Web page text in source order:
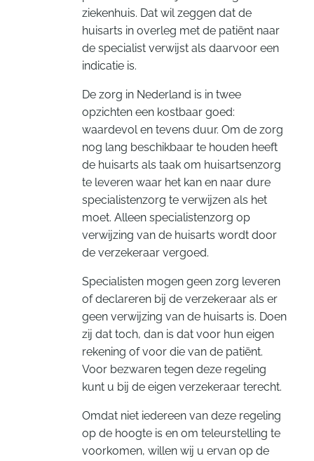
ziekenhuis. Dat wil zeggen dat de
huisarts in overleg met de patiënt naar
de specialist verwijst als daarvoor een
indicatie is.
De zorg in Nederland is in twee
opzichten een kostbaar goed:
waardevol en tevens duur. Om de zorg
nog lang beschikbaar te houden heeft
de huisarts als taak om huisartsenzorg
te leveren waar het kan en naar dure
specialistenzorg te verwijzen als het
moet. Alleen specialistenzorg op
verwijzing van de huisarts wordt door
de verzekeraar vergoed.
Specialisten mogen geen zorg leveren
of declareren bij de verzekeraar als er
geen verwijzing van de huisarts is. Doen
zij dat toch, dan is dat voor hun eigen
rekening of voor die van de patiënt.
Voor bezwaren tegen deze regeling
kunt u bij de eigen verzekeraar terecht.
Omdat niet iedereen van deze regeling
op de hoogte is en om teleurstelling te
voorkomen, willen wij u ervan op de